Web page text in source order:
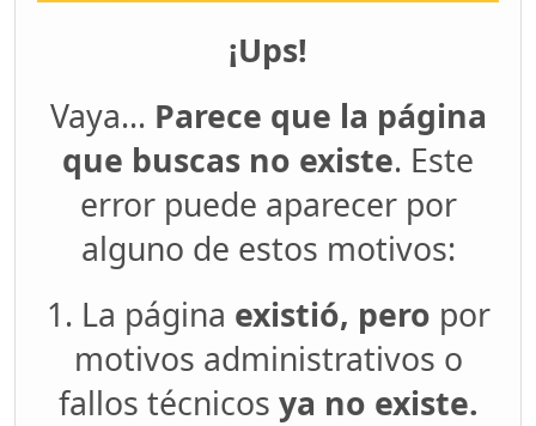
¡Ups!
Vaya... Parece que la página
que buscas no existe. Este
error puede aparecer por
alguno de estos motivos:
1. La página existió, pero por
motivos administrativos o
fallos técnicos ya no existe.